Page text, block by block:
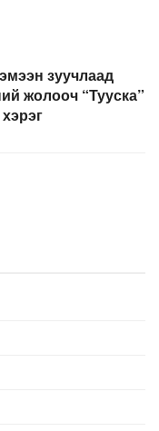
зуучлаад
жолооч “Тууска”